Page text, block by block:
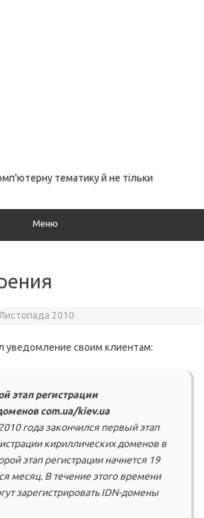
тематику й не тільки
Меню
2010
уведомление своим клиентам:
этап регистрации
com.ua/kiev.ua
года закончился первый этап
кириллических доменов в
этап регистрации начнется 19
месяц. В течение этого времени
зарегистрировать IDN-домены